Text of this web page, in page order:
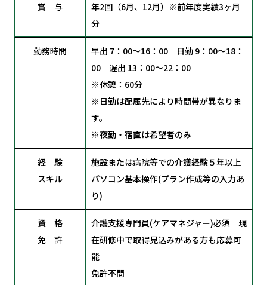
賞 与
年2回（6月、12月）※前年度実績3ヶ月
分
勤務時間
早出 7：00～16：00 日勤 9：00～18：
00 遅出 13：00～22：00
※休憩：60分
※日勤は配属先により時間帯が異なりま
す。
※夜勤・宿直は希望者のみ
経 験
スキル
施設または病院等での介護経験５年以上
パソコン基本操作(プラン作成等の入力あ
り)
資 格
免 許
介護支援専門員(ケアマネジャー)必須 現
在研修中で取得見込みがある方も応募可
能
免許不問